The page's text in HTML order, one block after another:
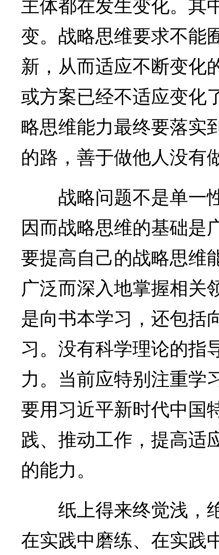
变。战略思维要求不能
新，从而适应不断变化
或方案已经不适应变化
略思维能力最终要落实
的路，善于做他人没有
战略问题不是单一
因而战略思维的基础是
要提高自己的战略思维
广泛而深入地掌握相关
是向书本学习，还包括
习。没有科学理论的指
力。当前应特别注重学
要用习近平新时代中国
践、推动工作，提高适
的能力。
纸上得来终觉浅，
在实践中磨练、在实践